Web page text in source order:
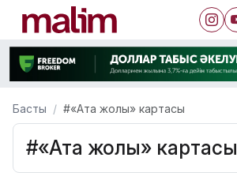
Басты #«Ата жолы» картасы
#«Ата жолы» картасы